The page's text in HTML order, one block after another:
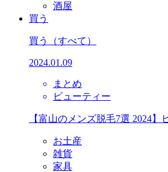
酒屋
買う
買う （すべて）
2024.01.09
まとめ
ビューティー
【富山のメンズ脱毛7選 2024
お土産
雑貨
家具